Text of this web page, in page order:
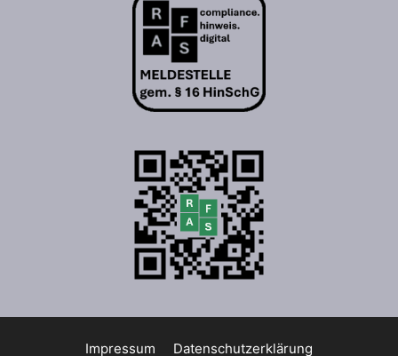
Impressum Datenschutzerklärung